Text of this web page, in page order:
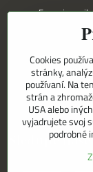
Fungujeme
V Nitre
objednávky
P.O.BOX 8/D
949 01 Nitra
Sledujte
Cookies
stránky,
používaní. Na
strán a
USA alebo
vyjadrujete svoj
podrobné